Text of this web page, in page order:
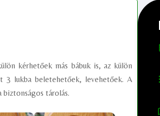
kérhetőek más bábuk is, az külön
3 lukba beletehetőek, levehetőek. A
biztonságos tárolás.